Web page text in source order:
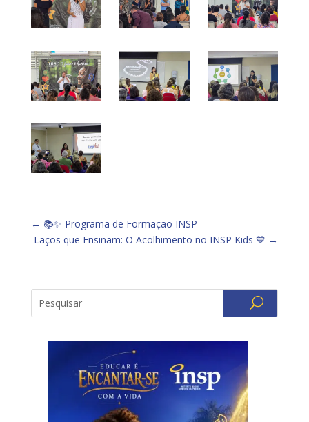
← 📚✨ Programa de Formação INSP
Laços que Ensinam: O Acolhimento no INSP Kids 💙 →